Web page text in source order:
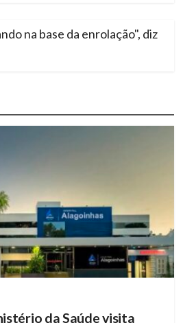
na base da enrolação", diz
da Saúde visita